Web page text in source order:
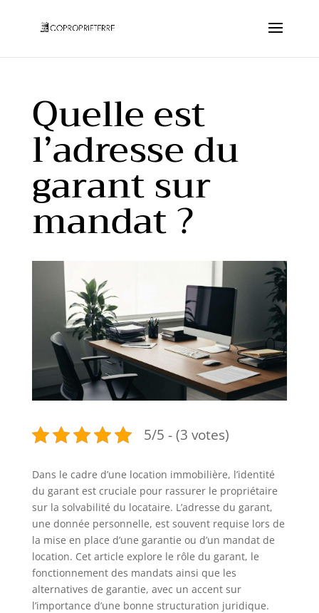
Quelle est
l’adresse du
garant sur
mandat ?
5/5 - (3 votes)
Dans le cadre d’une location immobilière, l’identité
du garant est cruciale pour rassurer le propriétaire
sur la solvabilité du locataire. L’adresse du garant,
une donnée personnelle, est souvent requise lors de
la mise en place d’une garantie ou d’un mandat de
location. Cet article explore le rôle du garant, le
fonctionnement des mandats ainsi que les
alternatives de garantie, avec un accent sur
l’importance d’une bonne structuration juridique.